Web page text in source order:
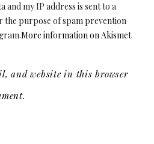
and my IP address is sent to a
the purpose of spam prevention
More information on Akismet
and website in this browser